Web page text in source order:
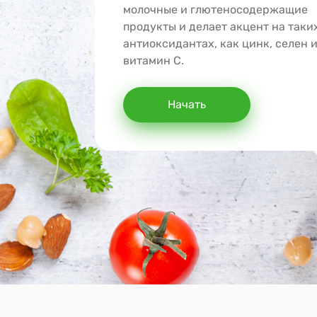
молочные и глютеносодержащие
продукты и делает акцент на
антиоксидантах, как цинк, селен
витамин С.
Начать